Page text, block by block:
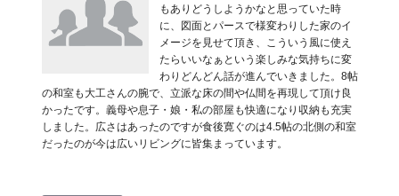
もありどうしようかなと思っていた時
に、図面とパースで様変わりした家のイ
メージを見せて頂き、こういう風に使え
たらいいなぁという楽しみな気持ちに変
わりどんどん話が進んでいきました。8帖
の和室も大工さんの腕で、立派な床の間や仏間を再現して頂け良
かったです。義母や息子・娘・私の部屋も快適になり収納も充実
しました。広さはあったのですが食後寛ぐのは4.5帖の北側の和室
だったのが今は広いリビングに皆集まっています。